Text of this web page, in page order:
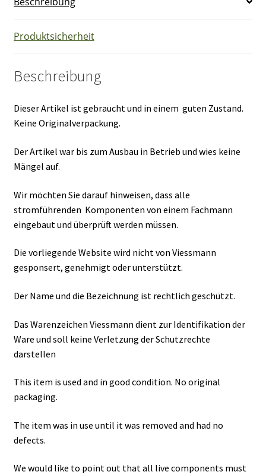
Produktsicherheit
Beschreibung
Dieser Artikel ist gebraucht und in einem guten Zustand.
Keine Originalverpackung.
Der Artikel war bis zum Ausbau in Betrieb und wies keine
Mängel auf.
Wir möchten Sie darauf hinweisen, dass alle
stromführenden Komponenten von einem Fachmann
eingebaut und überprüft werden müssen.
Die vorliegende Website wird nicht von Viessmann
gesponsert, genehmigt oder unterstützt.
Der Name und die Bezeichnung ist rechtlich geschützt.
Das Warenzeichen Viessmann dient zur Identifikation der
Ware und soll keine Verletzung der Schutzrechte
darstellen
This item is used and in good condition. No original
packaging.
The item was in use until it was removed and had no
defects.
We would like to point out that all live components must